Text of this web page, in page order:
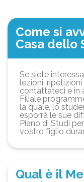
Come si
Casa dello
Se siete
lezioni,
contattateci e in
Filiale
la quale, lo
esporrà le sue
Piano di Studi
vostro figlio
Qual è il